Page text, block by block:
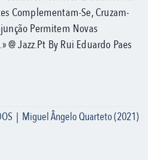
Complementam-Se, Cruzam-
Permitem Novas
@ Jazz.pt By Rui Eduardo Paes
| Miguel Ângelo Quarteto (2021)